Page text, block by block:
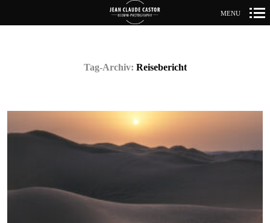
MENU
Tag-Archiv: Reisebericht